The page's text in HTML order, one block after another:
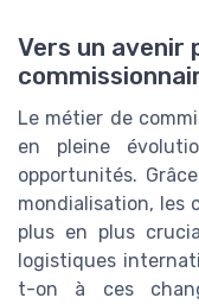
Vers un avenir
Le métier de
en pleine
opportunités.
mondialisation, les
plus en plus
logistiques
t-on à ces